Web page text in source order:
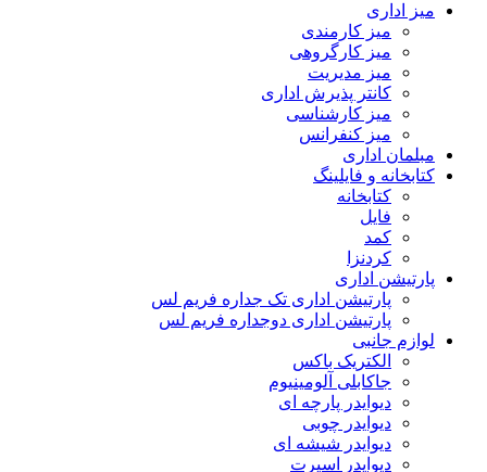
میز اداری
میز کارمندی
میز کارگروهی
میز مدیریت
کانتر پذیرش اداری
میز کارشناسی
میز کنفرانس
مبلمان اداری
کتابخانه و فایلینگ
کتابخانه
فایل
کمد
کردنزا
پارتیشن اداری
پارتیشن اداری تک جداره فریم لس
پارتیشن اداری دوجداره فریم لس
لوازم جانبی
الکتریک باکس
جاکابلی آلومینیوم
دیوایدر پارچه ای
دیوایدر چوبی
دیوایدر شیشه ای
دیوایدر اسپرت